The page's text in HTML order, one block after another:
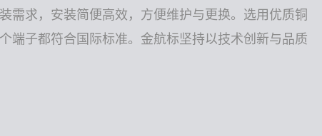
需求，安装简便高效，方便维护与更换。选用优质铜
端子都符合国际标准。金航标坚持以技术创新与品质